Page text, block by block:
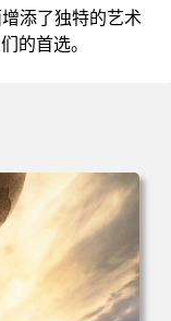
添了独特的艺术
的首选。